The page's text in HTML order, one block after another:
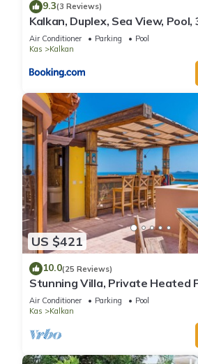
9.3(3 Reviews)
Kalkan, Duplex, Sea View, Pool,
Air Conditioner Parking
Pool
Kas
Kalkan
US $421
10.0(25 Reviews)
Stunning Villa, Private Heated
Terrace Bar, Pool Table, 200m
Air Conditioner Parking
Pool
Kas
Kalkan